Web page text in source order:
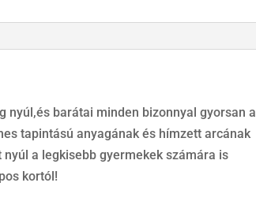
nyúl,és barátai minden bizonnyal gyorsan a
tapintású anyagának és hímzett arcának
a legkisebb gyermekek számára is
kortól!